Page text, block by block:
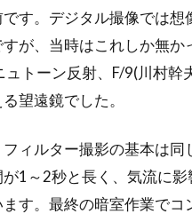
です。デジタル撮像では想
が、当時はこれしか無か
ュトーン反射、F/9(川村幹
望遠鏡でした。
フィルター撮影の基本は同
が1～2秒と長く、気流に影
す。最終の暗室作業でコ